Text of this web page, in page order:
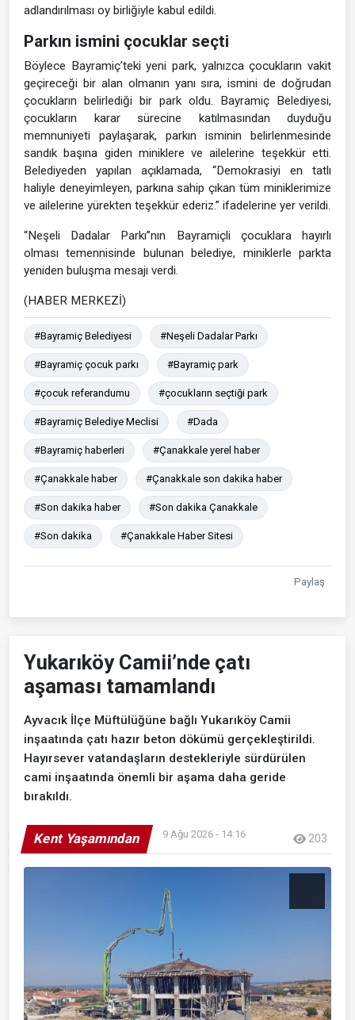
adlandırılması oy birliğiyle kabul edildi.
Parkın ismini çocuklar seçti
Böylece Bayramiç’teki yeni park, yalnızca çocukların vakit
geçireceği bir alan olmanın yanı sıra, ismini de doğrudan
çocukların belirlediği bir park oldu. Bayramiç Belediyesi,
çocukların karar sürecine katılmasından duyduğu
memnuniyeti paylaşarak, parkın isminin belirlenmesinde
sandık başına giden miniklere ve ailelerine teşekkür etti.
Belediyeden yapılan açıklamada, “Demokrasiyi en tatlı
haliyle deneyimleyen, parkına sahip çıkan tüm miniklerimize
ve ailelerine yürekten teşekkür ederiz.” ifadelerine yer verildi.
“Neşeli Dadalar Parkı”nın Bayramiçli çocuklara hayırlı
olması temennisinde bulunan belediye, miniklerle parkta
yeniden buluşma mesajı verdi.
(HABER MERKEZİ)
#Bayramiç Belediyesi #Neşeli Dadalar Parkı
#Bayramiç çocuk parkı #Bayramiç park
#çocuk referandumu #çocukların seçtiği park
#Bayramiç Belediye Meclisi #Dada
#Bayramiç haberleri #Çanakkale yerel haber
#Çanakkale haber #Çanakkale son dakika haber
#Son dakika haber #Son dakika Çanakkale
#Son dakika #Çanakkale Haber Sitesi
Paylaş
Yukarıköy Camii’nde çatı
aşaması tamamlandı
Ayvacık İlçe Müftülüğüne bağlı Yukarıköy Camii
inşaatında çatı hazır beton dökümü gerçekleştirildi.
Hayırsever vatandaşların destekleriyle sürdürülen
cami inşaatında önemli bir aşama daha geride
bırakıldı.
Kent Yaşamından 9 Ağu 2026 - 14:16 203